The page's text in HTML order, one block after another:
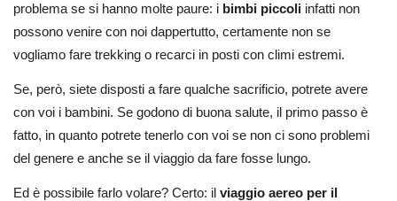
problema se si hanno molte paure: i bimbi piccoli infatti non
possono venire con noi dappertutto, certamente non se
vogliamo fare trekking o recarci in posti con climi estremi.
Se, però, siete disposti a fare qualche sacrificio, potrete avere
con voi i bambini. Se godono di buona salute, il primo passo è
fatto, in quanto potrete tenerlo con voi se non ci sono problemi
del genere e anche se il viaggio da fare fosse lungo.
Ed è possibile farlo volare? Certo: il viaggio aereo per il